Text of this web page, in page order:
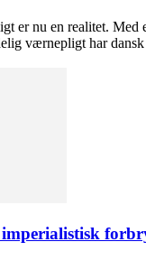
er nu en realitet. Med
værnepligt har